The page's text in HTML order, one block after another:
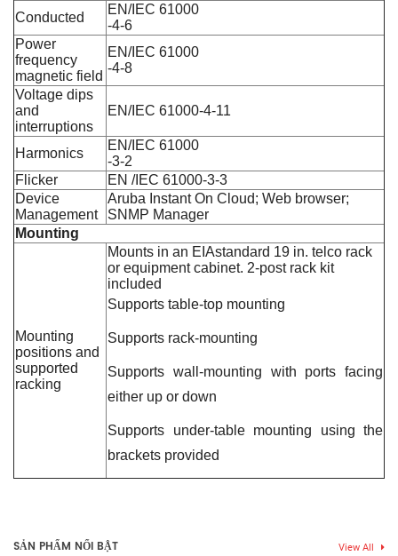
Conducted
EN/IEC 61000
-4-6
Power
frequency
magnetic field
EN/IEC 61000
-4-8
Voltage dips
and
interruptions
EN/IEC 61000-4-11
Harmonics
EN/IEC 61000
-3-2
Flicker
EN /IEC 61000-3-3
Device
Management
Aruba Instant On Cloud; Web browser;
SNMP Manager
Mounting
Mounting
positions and
supported
racking
Mounts in an EIAstandard 19 in. telco rack
or equipment cabinet. 2-post rack kit
included
Supports table-top mounting
Supports rack-mounting
Supports wall-mounting with ports facing
either up or down
Supports under-table mounting using the
brackets provided
SẢN PHẨM NỔI BẬT View All